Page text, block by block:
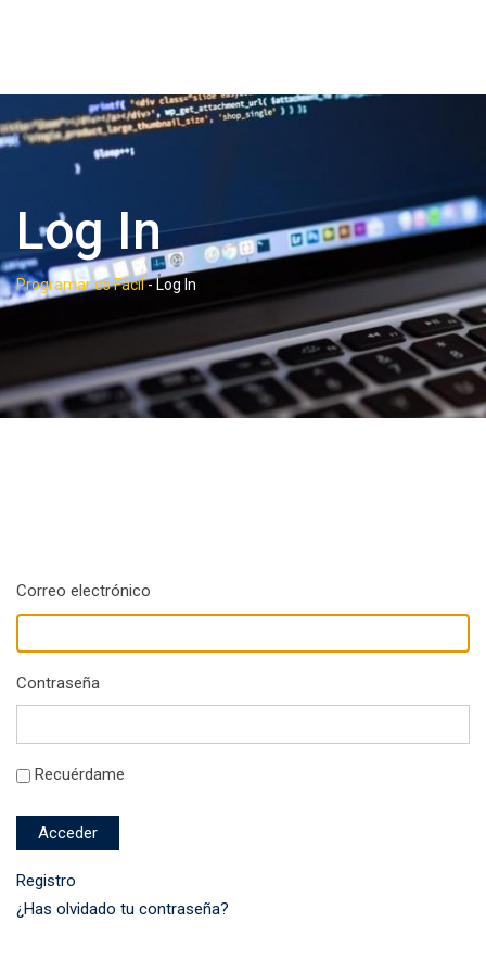
Log In
Programar es Fácil-Log In
Correo electrónico
Contraseña
Recuérdame
Acceder
Registro
¿Has olvidado tu contraseña?